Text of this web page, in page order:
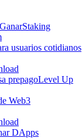
GanarStaking
usuarios cotidianos
prepagoLevel Up
Web3
DApps